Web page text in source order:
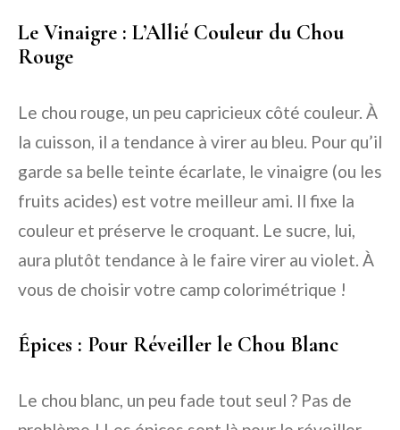
Le Vinaigre : L’Allié Couleur du Chou
Rouge
Le chou rouge, un peu capricieux côté couleur. À
la cuisson, il a tendance à virer au bleu. Pour qu’il
garde sa belle teinte écarlate, le vinaigre (ou les
fruits acides) est votre meilleur ami. Il fixe la
couleur et préserve le croquant. Le sucre, lui,
aura plutôt tendance à le faire virer au violet. À
vous de choisir votre camp colorimétrique !
Épices : Pour Réveiller le Chou Blanc
Le chou blanc, un peu fade tout seul ? Pas de